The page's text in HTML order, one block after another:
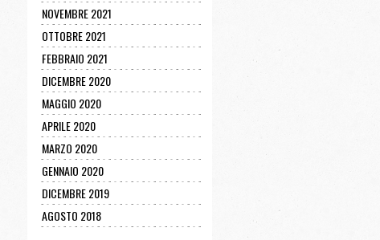
NOVEMBRE 2021
OTTOBRE 2021
FEBBRAIO 2021
DICEMBRE 2020
MAGGIO 2020
APRILE 2020
MARZO 2020
GENNAIO 2020
DICEMBRE 2019
AGOSTO 2018